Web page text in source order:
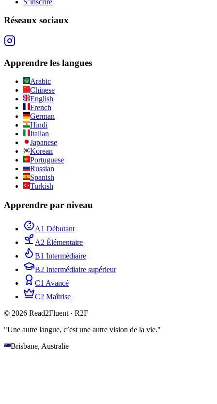
Réseaux sociaux
Apprendre les langues
Arabic
Chinese
English
French
German
Hindi
Italian
Japanese
Korean
Portuguese
Russian
Spanish
Turkish
Apprendre par niveau
A1 Débutant
A2 Élémentaire
B1 Intermédiaire
B2 Intermédiaire supérieur
C1 Avancé
C2 Maîtrise
© 2026 Read2Fluent · R2F
"Une autre langue, c’est une autre vision de la vie."
Brisbane, Australie